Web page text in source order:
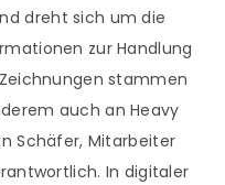
dreht sich um die
zur Handlung
stammen
auch an Heavy
Schäfer, Mitarbeiter
In digitaler